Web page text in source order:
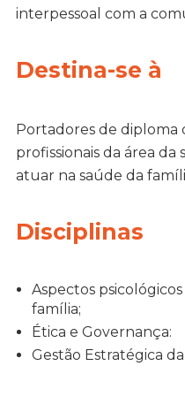
interpessoal com a
Destina-se à
Portadores de diploma
profissionais da área
atuar na saúde da
Disciplinas
Aspectos
família;
Ética e Governança:
Gestão Estratégica